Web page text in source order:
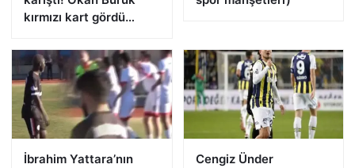
kırmızı kart gördü…
İbrahim Yattara’nın
Cengiz Ünder